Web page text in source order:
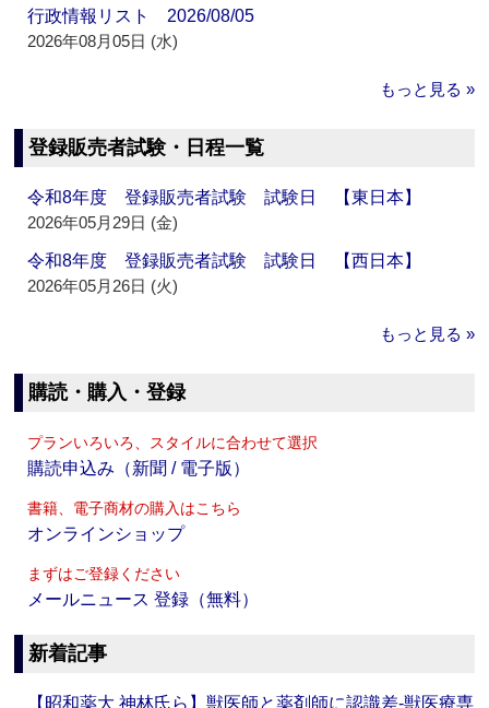
行政情報リスト 2026/08/05
2026年08月05日 (水)
もっと見る »
登録販売者試験・日程一覧
令和8年度 登録販売者試験 試験日 【東日本】
2026年05月29日 (金)
令和8年度 登録販売者試験 試験日 【西日本】
2026年05月26日 (火)
もっと見る »
購読・購入・登録
プランいろいろ、スタイルに合わせて選択
購読申込み（新聞 / 電子版）
書籍、電子商材の購入はこちら
オンラインショップ
まずはご登録ください
メールニュース 登録（無料）
新着記事
【昭和薬大 神林氏ら】獣医師と薬剤師に認識差‐獣医療専